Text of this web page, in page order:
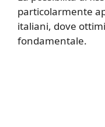
particolarmente
italiani, dove
fondamentale.